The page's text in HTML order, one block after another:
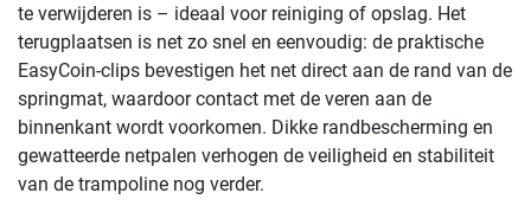
te verwijderen is – ideaal voor reiniging of opslag. Het
terugplaatsen is net zo snel en eenvoudig: de praktische
EasyCoin-clips bevestigen het net direct aan de rand van de
springmat, waardoor contact met de veren aan de
binnenkant wordt voorkomen. Dikke randbescherming en
gewatteerde netpalen verhogen de veiligheid en stabiliteit
van de trampoline nog verder.